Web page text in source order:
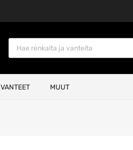
Products search
VANTEET MUUT